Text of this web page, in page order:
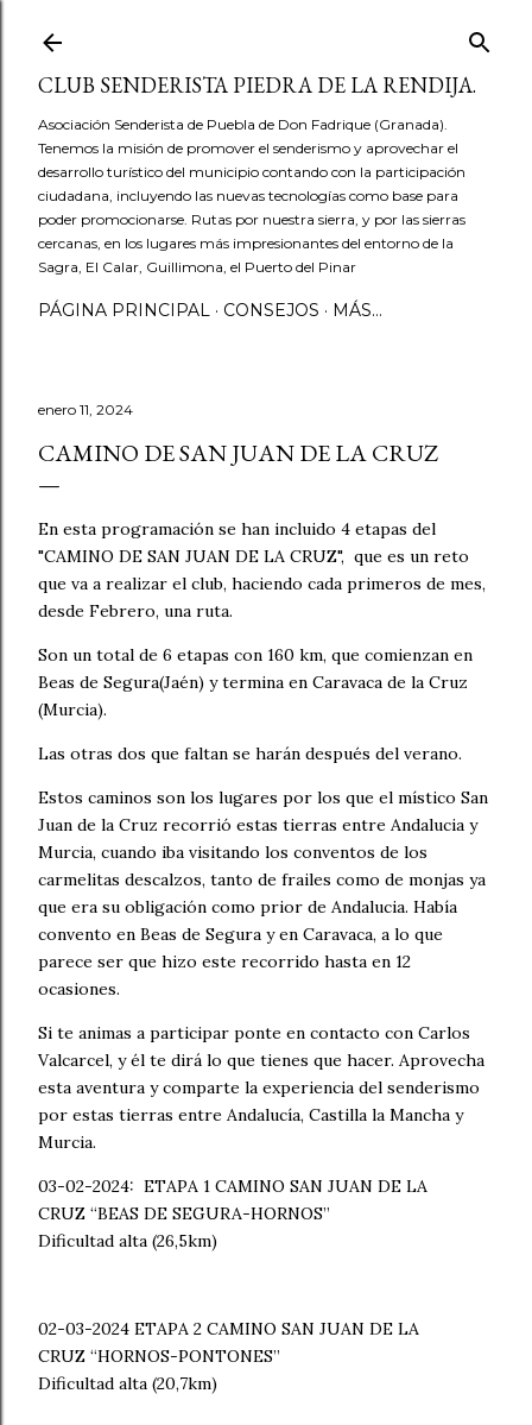
CLUB SENDERISTA PIEDRA DE LA RENDIJA.
Asociación Senderista de Puebla de Don Fadrique (Granada).
Tenemos la misión de promover el senderismo y aprovechar el
desarrollo turístico del municipio contando con la participación
ciudadana, incluyendo las nuevas tecnologías como base para
poder promocionarse. Rutas por nuestra sierra, y por las sierras
cercanas, en los lugares más impresionantes del entorno de la
Sagra, El Calar, Guillimona, el Puerto del Pinar
PÁGINA PRINCIPAL CONSEJOS MÁS…
enero 11, 2024
CAMINO DE SAN JUAN DE LA CRUZ
En esta programación se han incluido 4 etapas del
"CAMINO DE SAN JUAN DE LA CRUZ", que es un reto
que va a realizar el club, haciendo cada primeros de mes,
desde Febrero, una ruta.
Son un total de 6 etapas con 160 km, que comienzan en
Beas de Segura(Jaén) y termina en Caravaca de la Cruz
(Murcia).
Las otras dos que faltan se harán después del verano.
Estos caminos son los lugares por los que el místico San
Juan de la Cruz recorrió estas tierras entre Andalucia y
Murcia, cuando iba visitando los conventos de los
carmelitas descalzos, tanto de frailes como de monjas ya
que era su obligación como prior de Andalucia. Había
convento en Beas de Segura y en Caravaca, a lo que
parece ser que hizo este recorrido hasta en 12
ocasiones.
Si te animas a participar ponte en contacto con Carlos
Valcarcel, y él te dirá lo que tienes que hacer. Aprovecha
esta aventura y comparte la experiencia del senderismo
por estas tierras entre Andalucía, Castilla la Mancha y
Murcia.
03-02-2024: ETAPA 1 CAMINO SAN JUAN DE LA
CRUZ “BEAS DE SEGURA-HORNOS”
Dificultad alta (26,5km)
02-03-2024 ETAPA 2 CAMINO SAN JUAN DE LA
CRUZ “HORNOS-PONTONES”
Dificultad alta (20,7km)